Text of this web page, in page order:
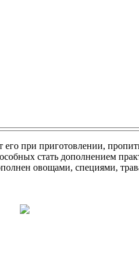
при приготовлении,
стать дополнением
овощами, специями,